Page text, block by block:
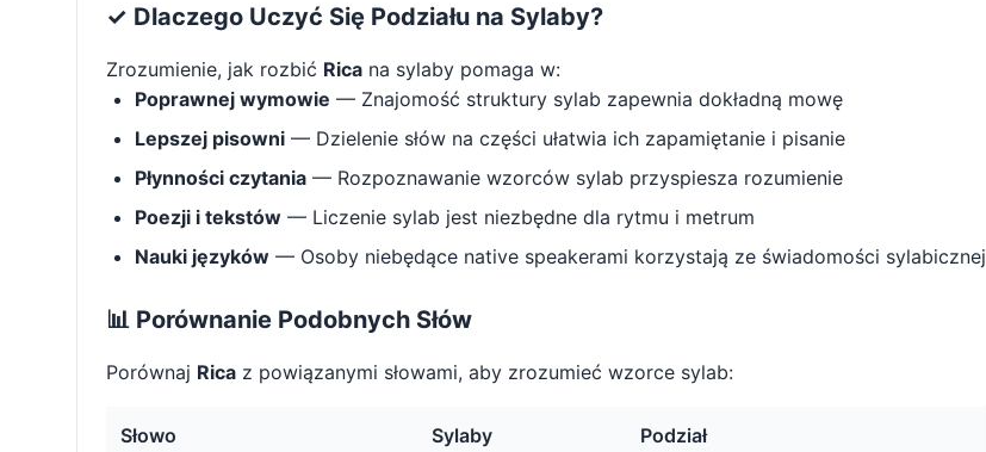
✓ Dlaczego Uczyć Się Podziału na Sylaby?
Zrozumienie, jak rozbić Rica na sylaby pomaga w:
Poprawnej wymowie — Znajomość struktury sylab zapewnia dokładną mowę
Lepszej pisowni — Dzielenie słów na części ułatwia ich zapamiętanie i pisanie
Płynności czytania — Rozpoznawanie wzorców sylab przyspiesza rozumienie
Poezji i tekstów — Liczenie sylab jest niezbędne dla rytmu i metrum
Nauki języków — Osoby niebędące native speakerami korzystają ze świadomości sylabicznej
📊 Porównanie Podobnych Słów
Porównaj Rica z powiązanymi słowami, aby zrozumieć wzorce sylab:
Słowo Sylaby Podział